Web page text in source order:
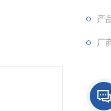
检测
范围
输出
产
厂